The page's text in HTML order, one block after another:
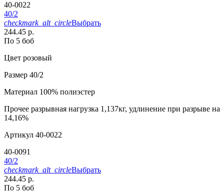
40-0022
40/2
checkmark_alt_circleВыбрать
244.45 р.
По 5 боб
Цвет розовый
Размер 40/2
Материал 100% полиэстер
Прочее разрывная нагрузка 1,137кг, удлинение при разрыве на
14,16%
Артикул 40-0022
40-0091
40/2
checkmark_alt_circleВыбрать
244.45 р.
По 5 боб